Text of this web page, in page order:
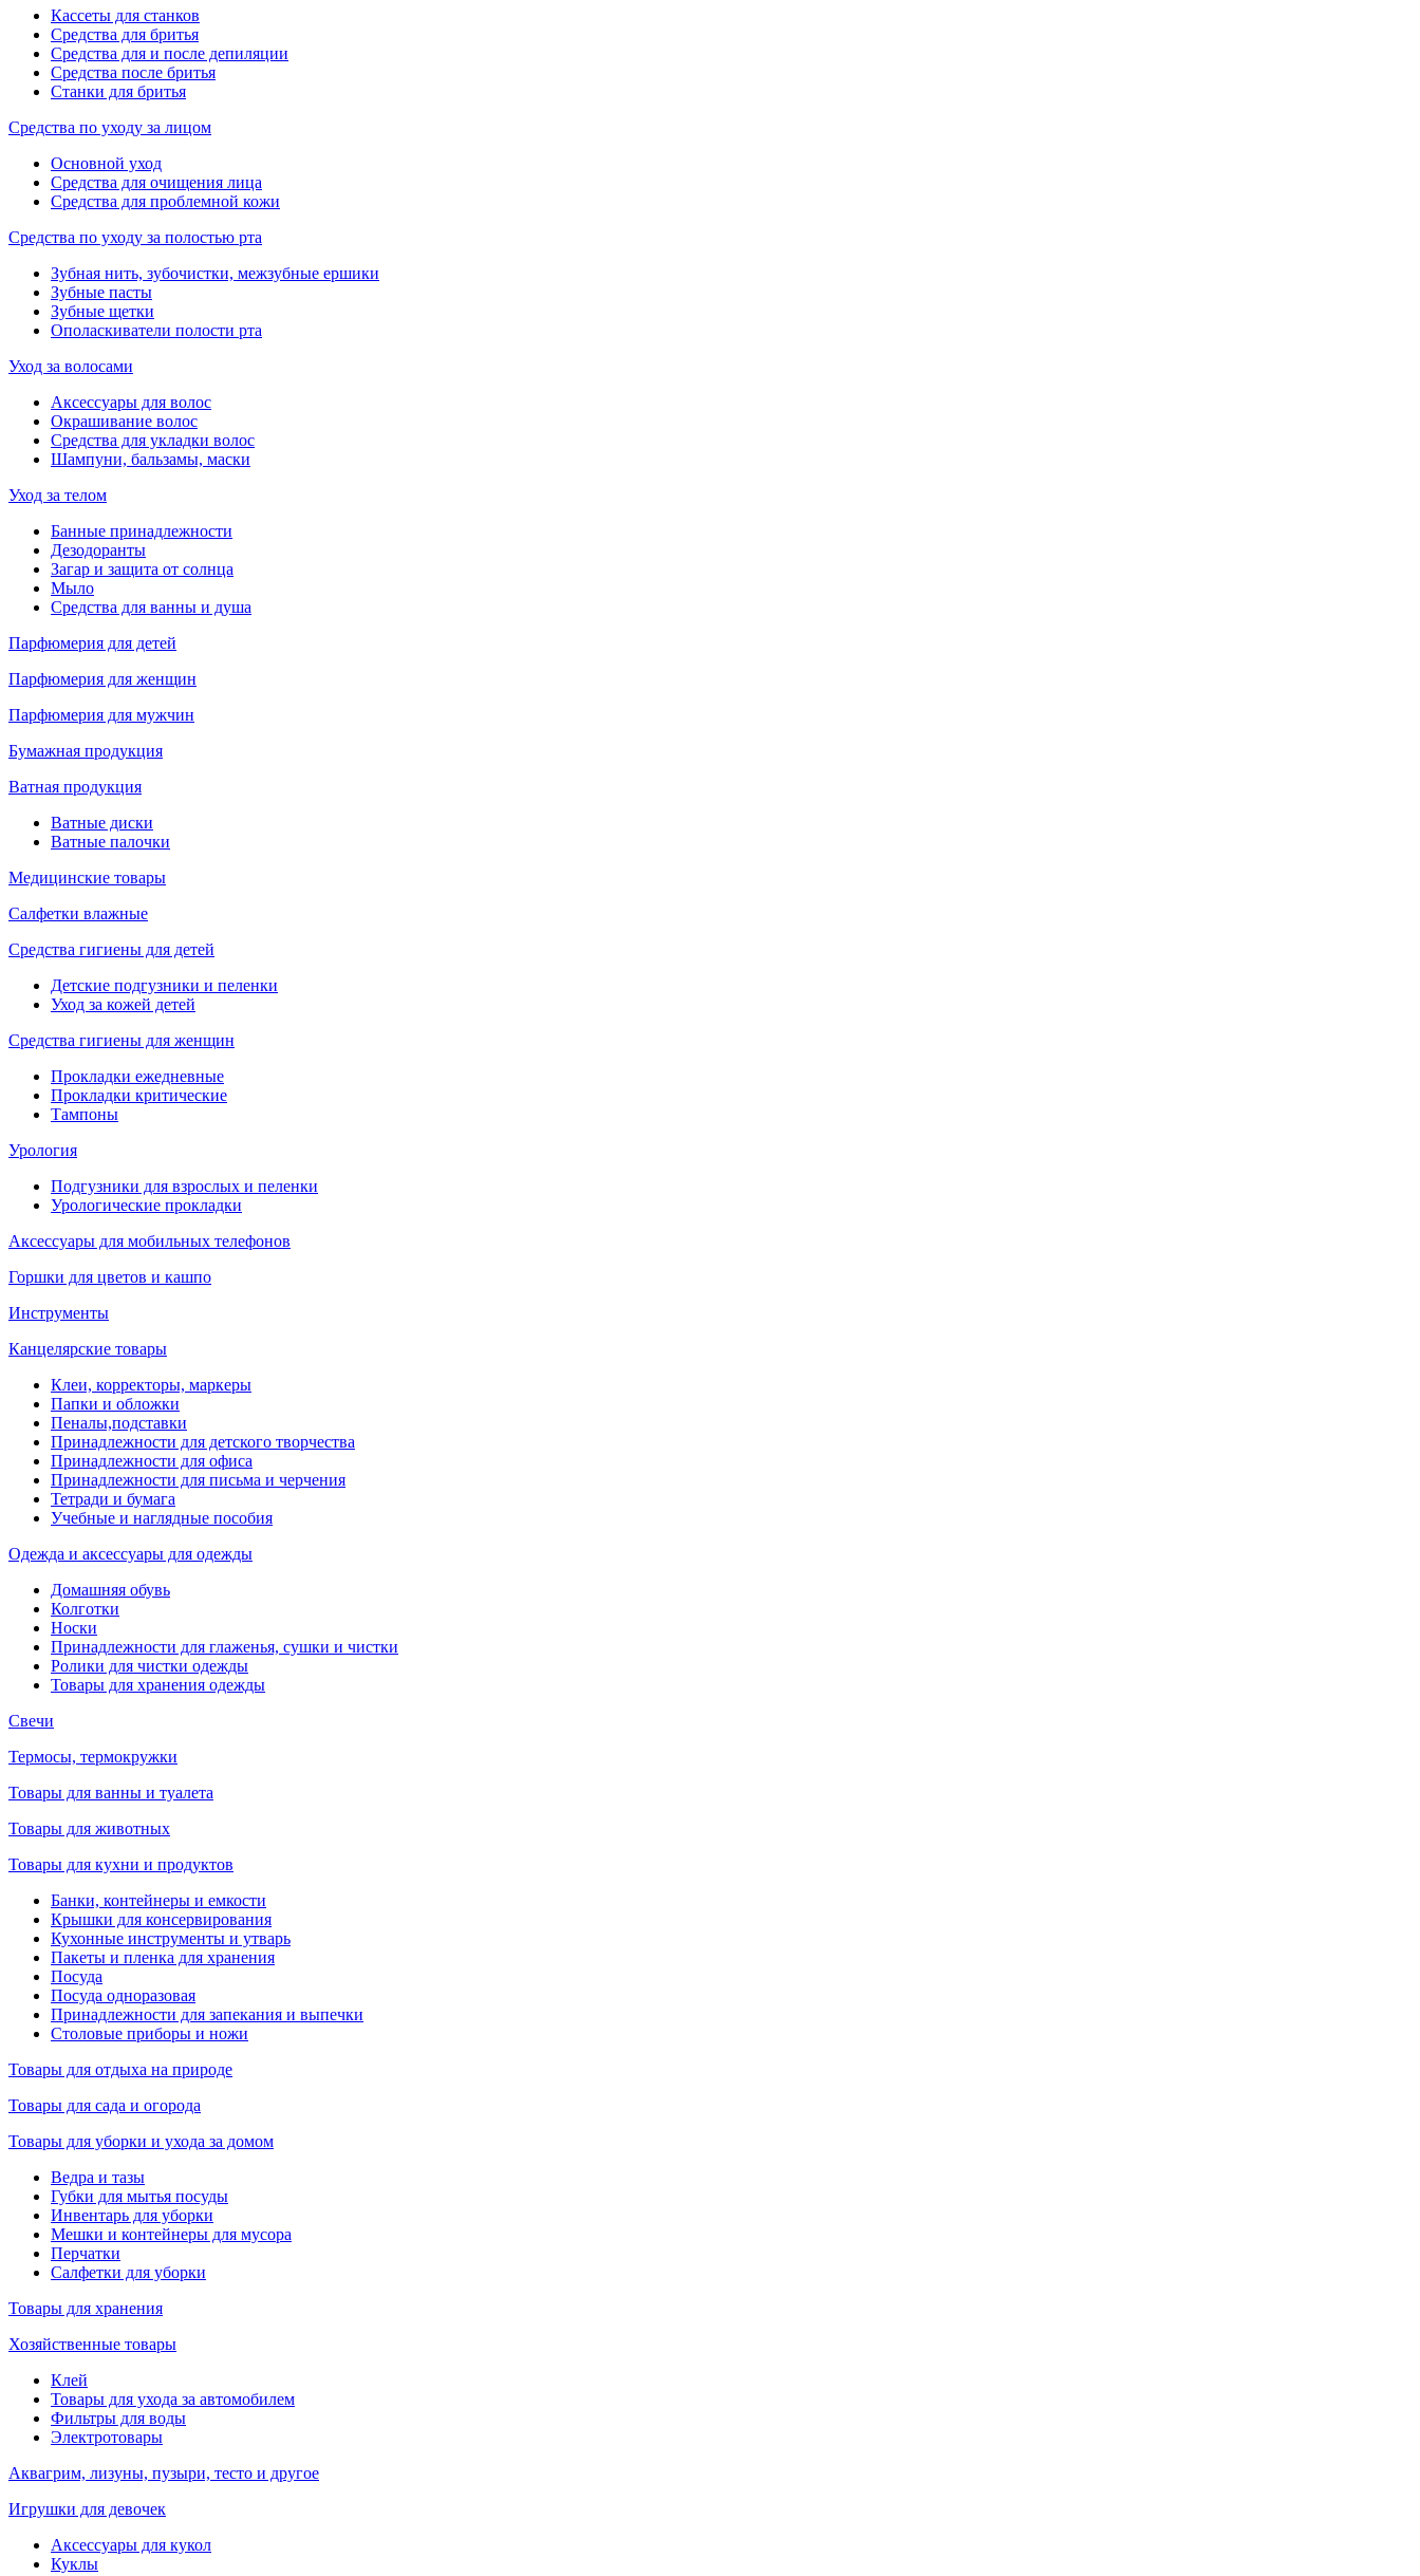
Кассеты для станков
Средства для бритья
Средства для и после депиляции
Средства после бритья
Станки для бритья
Средства по уходу за лицом
Основной уход
Средства для очищения лица
Средства для проблемной кожи
Средства по уходу за полостью рта
Зубная нить, зубочистки, межзубные ершики
Зубные пасты
Зубные щетки
Ополаскиватели полости рта
Уход за волосами
Аксессуары для волос
Окрашивание волос
Средства для укладки волос
Шампуни, бальзамы, маски
Уход за телом
Банные принадлежности
Дезодоранты
Загар и защита от солнца
Мыло
Средства для ванны и душа
Парфюмерия для детей
Парфюмерия для женщин
Парфюмерия для мужчин
Бумажная продукция
Ватная продукция
Ватные диски
Ватные палочки
Медицинские товары
Салфетки влажные
Средства гигиены для детей
Детские подгузники и пеленки
Уход за кожей детей
Средства гигиены для женщин
Прокладки ежедневные
Прокладки критические
Тампоны
Урология
Подгузники для взрослых и пеленки
Урологические прокладки
Аксессуары для мобильных телефонов
Горшки для цветов и кашпо
Инструменты
Канцелярские товары
Клеи, корректоры, маркеры
Папки и обложки
Пеналы,подставки
Принадлежности для детского творчества
Принадлежности для офиса
Принадлежности для письма и черчения
Тетради и бумага
Учебные и наглядные пособия
Одежда и аксессуары для одежды
Домашняя обувь
Колготки
Носки
Принадлежности для глаженья, сушки и чистки
Ролики для чистки одежды
Товары для хранения одежды
Свечи
Термосы, термокружки
Товары для ванны и туалета
Товары для животных
Товары для кухни и продуктов
Банки, контейнеры и емкости
Крышки для консервирования
Кухонные инструменты и утварь
Пакеты и пленка для хранения
Посуда
Посуда одноразовая
Принадлежности для запекания и выпечки
Столовые приборы и ножи
Товары для отдыха на природе
Товары для сада и огорода
Товары для уборки и ухода за домом
Ведра и тазы
Губки для мытья посуды
Инвентарь для уборки
Мешки и контейнеры для мусора
Перчатки
Салфетки для уборки
Товары для хранения
Хозяйственные товары
Клей
Товары для ухода за автомобилем
Фильтры для воды
Электротовары
Аквагрим, лизуны, пузыри, тесто и другое
Игрушки для девочек
Аксессуары для кукол
Куклы